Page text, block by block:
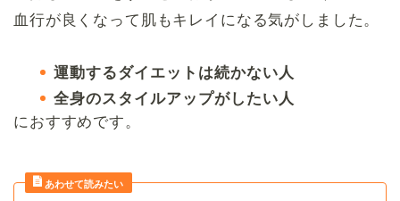
血行が良くなって肌もキレイになる気がしました。
運動するダイエットは続かない人
全身のスタイルアップがしたい人
におすすめです。